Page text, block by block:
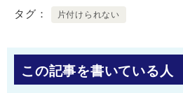
タグ 片付けられない
この記事を書いている人